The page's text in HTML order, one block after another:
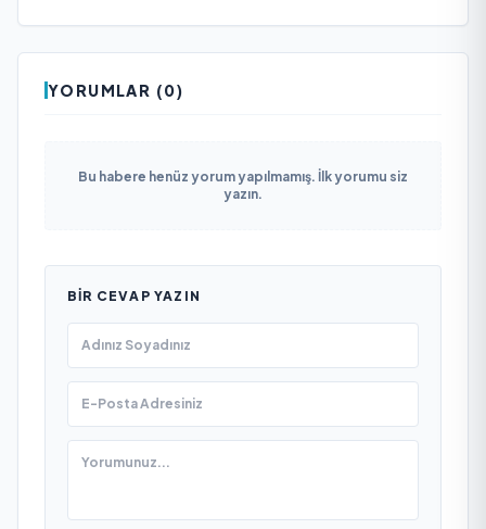
YORUMLAR (0)
Bu habere henüz yorum yapılmamış. İlk yorumu siz
yazın.
BIR CEVAP YAZIN